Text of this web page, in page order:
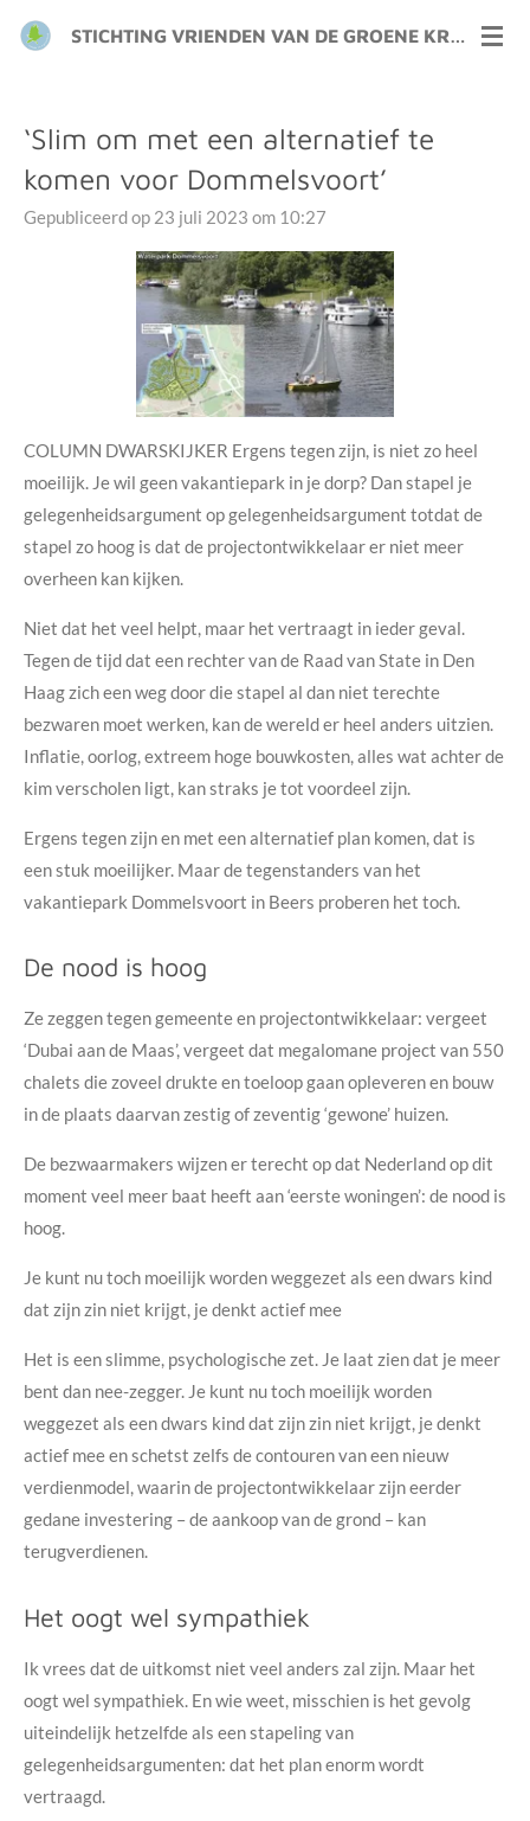
Ga
hoofdinhoud
STICHTING VRIENDEN VAN DE GROENE KRAAIJ
‘Slim om met een alternatief te
komen voor Dommelsvoort’
Gepubliceerd op 23 juli 2023 om 10:27
COLUMN DWARSKIJKER Ergens tegen zijn, is niet zo heel
moeilijk. Je wil geen vakantiepark in je dorp? Dan stapel je
gelegenheidsargument op gelegenheidsargument totdat de
stapel zo hoog is dat de projectontwikkelaar er niet meer
overheen kan kijken.
Niet dat het veel helpt, maar het vertraagt in ieder geval.
Tegen de tijd dat een rechter van de Raad van State in Den
Haag zich een weg door die stapel al dan niet terechte
bezwaren moet werken, kan de wereld er heel anders uitzien.
Inflatie, oorlog, extreem hoge bouwkosten, alles wat achter de
kim verscholen ligt, kan straks je tot voordeel zijn.
Ergens tegen zijn en met een alternatief plan komen, dat is
een stuk moeilijker. Maar de tegenstanders van het
vakantiepark Dommelsvoort in Beers proberen het toch.
De nood is hoog
Ze zeggen tegen gemeente en projectontwikkelaar: vergeet
‘Dubai aan de Maas’, vergeet dat megalomane project van 550
chalets die zoveel drukte en toeloop gaan opleveren en bouw
in de plaats daarvan zestig of zeventig ‘gewone’ huizen.
De bezwaarmakers wijzen er terecht op dat Nederland op dit
moment veel meer baat heeft aan ‘eerste woningen’: de nood is
hoog.
Je kunt nu toch moeilijk worden weggezet als een dwars kind
dat zijn zin niet krijgt, je denkt actief mee
Het is een slimme, psychologische zet. Je laat zien dat je meer
bent dan nee-zegger. Je kunt nu toch moeilijk worden
weggezet als een dwars kind dat zijn zin niet krijgt, je denkt
actief mee en schetst zelfs de contouren van een nieuw
verdienmodel, waarin de projectontwikkelaar zijn eerder
gedane investering – de aankoop van de grond – kan
terugverdienen.
Het oogt wel sympathiek
Ik vrees dat de uitkomst niet veel anders zal zijn. Maar het
oogt wel sympathiek. En wie weet, misschien is het gevolg
uiteindelijk hetzelfde als een stapeling van
gelegenheidsargumenten: dat het plan enorm wordt
vertraagd.